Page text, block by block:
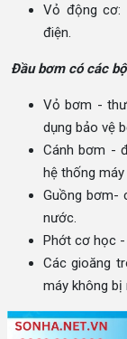
Vỏ động cơ:
điện.
Đầu bơm có các
Vỏ bơm -
dụng bảo vệ
Cánh bơm -
hệ thống máy
Guồng bơm-
nước.
Phớt cơ học -
Các gioăng
máy không bị